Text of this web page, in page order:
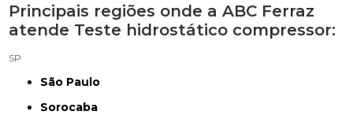
Principais regiões onde a ABC Ferraz
atende Teste hidrostático compressor:
SP
São Paulo
Sorocaba